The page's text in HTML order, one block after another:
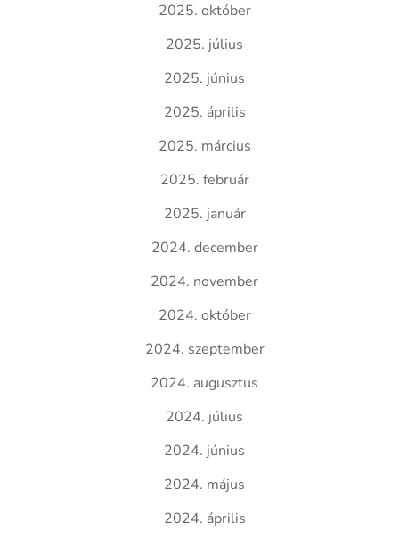
2025. október
2025. július
2025. június
2025. április
2025. március
2025. február
2025. január
2024. december
2024. november
2024. október
2024. szeptember
2024. augusztus
2024. július
2024. június
2024. május
2024. április